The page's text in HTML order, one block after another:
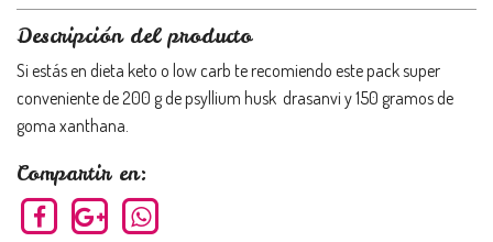
Descripción del producto
Si estás en dieta keto o low carb te recomiendo este pack super
conveniente de 200 g de psyllium husk drasanvi y 150 gramos de
goma xanthana.
Compartir en: